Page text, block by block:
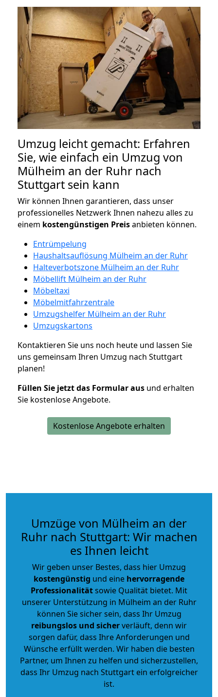
Umzug leicht gemacht: Erfahren
Sie, wie einfach ein Umzug von
Mülheim an der Ruhr nach
Stuttgart sein kann
Wir können Ihnen garantieren, dass unser
professionelles Netzwerk Ihnen nahezu alles zu
einem kostengünstigen Preisanbieten können.
Entrümpelung
Haushaltsauflösung Mülheim an der Ruhr
Halteverbotszone Mülheim an der Ruhr
Möbellift Mülheim an der Ruhr
Möbeltaxi
Möbelmitfahrzentrale
Umzugshelfer Mülheim an der Ruhr
Umzugskartons
Kontaktieren Sie uns noch heute und lassen Sie
uns gemeinsam Ihren Umzug nach Stuttgart
planen!
Füllen Sie jetzt das Formular aus und erhalten
Sie kostenlose Angebote.
Kostenlose Angebote erhalten
Umzüge von Mülheim an der
Ruhr nach Stuttgart: Wir machen
es Ihnen leicht
Wir geben unser Bestes, dass hier Umzug
kostengünstig und eine hervorragende
Professionalitätsowie Qualität bietet. Mit
unserer Unterstützung in Mülheim an der Ruhr
können Sie sicher sein, dass Ihr Umzug
reibungslos und sicherverläuft, denn wir
sorgen dafür, dass Ihre Anforderungen und
Wünsche erfüllt werden. Wir haben die besten
Partner, um Ihnen zu helfen und sicherzustellen,
dass Ihr Umzug nach Stuttgart ein erfolgreicher
ist.